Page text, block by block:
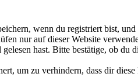
wenn du registriert bist,
nur auf dieser Website
hast. Bitte bestätige, ob du
um zu verhindern, dass dir